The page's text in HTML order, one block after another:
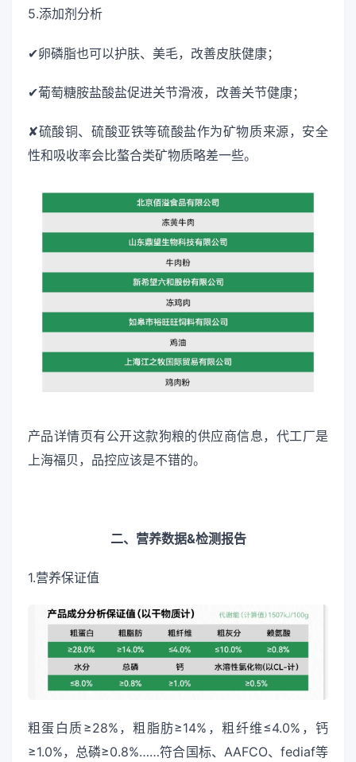
5.添加剂分析
✔卵磷脂也可以护肤、美毛，改善皮肤健康；
✔葡萄糖胺盐酸盐促进关节滑液，改善关节健康；
✘硫酸铜、硫酸亚铁等硫酸盐作为矿物质来源，安全
性和吸收率会比螯合类矿物质略差一些。
产品详情页有公开这款狗粮的供应商信息，代工厂是
上海福贝，品控应该是不错的。
二、营养数据&检测报告
1.营养保证值
粗蛋白质≥28%，粗脂肪≥14%，粗纤维≤4.0%，钙
≥1.0%，总磷≥0.8%……符合国标、AAFCO、fediaf等